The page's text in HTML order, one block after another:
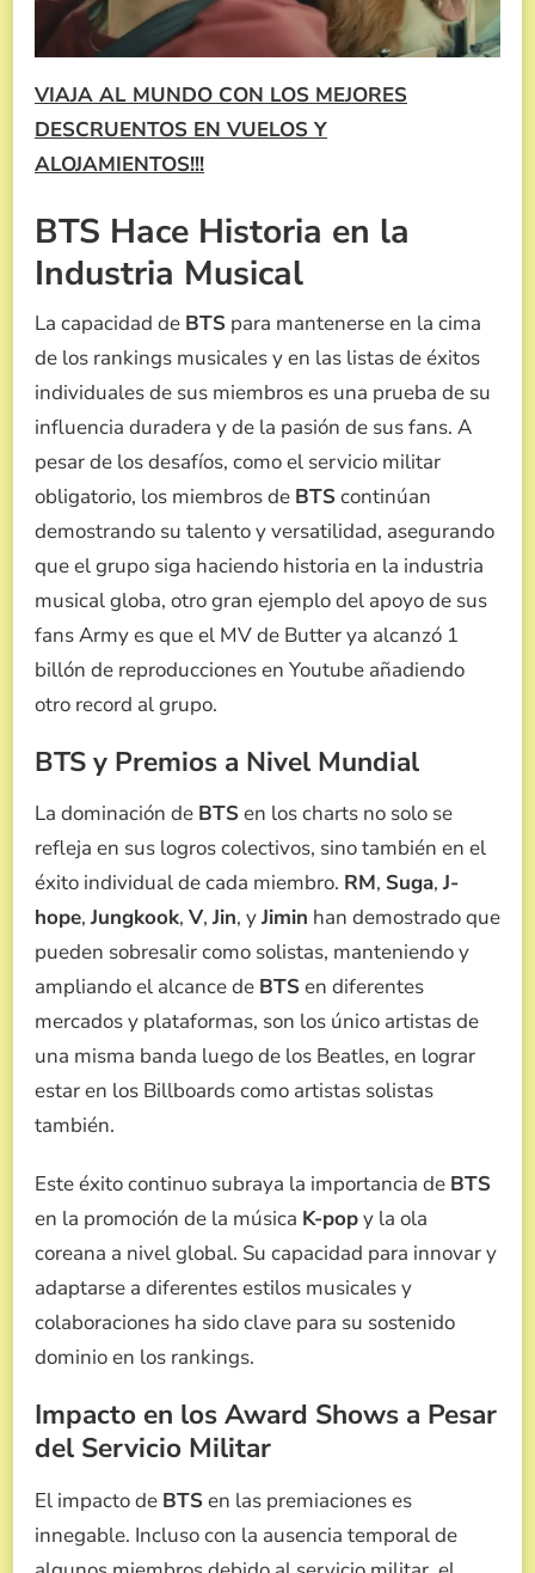
VIAJA AL MUNDO CON LOS MEJORES
DESCRUENTOS EN VUELOS Y
ALOJAMIENTOS!!!
BTS Hace Historia en la
Industria Musical
La capacidad de BTS para mantenerse en la cima
de los rankings musicales y en las listas de éxitos
individuales de sus miembros es una prueba de su
influencia duradera y de la pasión de sus fans. A
pesar de los desafíos, como el servicio militar
obligatorio, los miembros de BTScontinúan
demostrando su talento y versatilidad, asegurando
que el grupo siga haciendo historia en la industria
musical globa, otro gran ejemplo del apoyo de sus
fans Army es que el MV de Butter ya alcanzó 1
billón de reproducciones en Youtube añadiendo
otro record al grupo.
BTS y Premios a Nivel Mundial
La dominación de BTSen los charts no solo se
refleja en sus logros colectivos, sino también en el
éxito individual de cada miembro. RM, Suga, J-
hope, Jungkook, V, Jin, yJimin han demostrado que
pueden sobresalir como solistas, manteniendo y
ampliando el alcance de BTSen diferentes
mercados y plataformas, son los único artistas de
una misma banda luego de los Beatles, en lograr
estar en los Billboards como artistas solistas
también.
Este éxito continuo subraya la importancia de BTS
en la promoción de la música K-popy la ola
coreana a nivel global. Su capacidad para innovar y
adaptarse a diferentes estilos musicales y
colaboraciones ha sido clave para su sostenido
dominio en los rankings.
Impacto en los Award Shows a Pesar
del Servicio Militar
El impacto de BTSen las premiaciones es
innegable. Incluso con la ausencia temporal de